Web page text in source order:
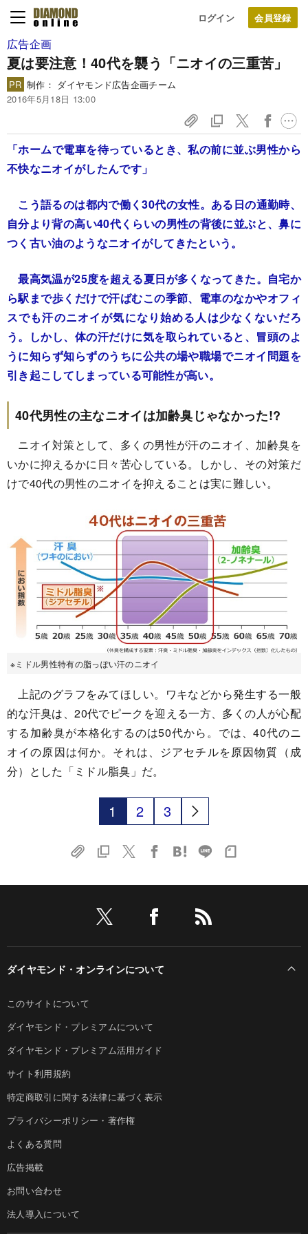
ログイン
広告企画
夏は要注意！40代を襲う「ニオイの三重苦」
PR 制作： ダイヤモンド広告企画チーム
2016年5月18日 13:00
「ホームで電車を待っているとき、私の前に並ぶ男性から
不快なニオイがしたんです」
こう語るのは都内で働く30代の女性。ある日の通勤時、
自分より背の高い40代くらいの男性の背後に並ぶと、鼻に
つく古い油のようなニオイがしてきたという。
最高気温が25度を超える夏日が多くなってきた。自宅か
ら駅まで歩くだけで汗ばむこの季節、電車のなかやオフィ
スでも汗のニオイが気になり始める人は少なくないだろ
う。しかし、体の汗だけに気を取られていると、冒頭のよ
うに知らず知らずのうちに公共の場や職場でニオイ問題を
引き起こしてしまっている可能性が高い。
40代男性の主なニオイは加齢臭じゃなかった!?
ニオイ対策として、多くの男性が汗のニオイ、加齢臭を
いかに抑えるかに日々苦心している。しかし、その対策だ
けで40代の男性のニオイを抑えることは実に難しい。
※ミドル男性特有の脂っぽい汗のニオイ
上記のグラフをみてほしい。ワキなどから発生する一般
的な汗臭は、20代でピークを迎える一方、多くの人が心配
する加齢臭が本格化するのは50代から。では、40代のニ
オイの原因は何か。それは、ジアセチルを原因物質（成
分）とした「ミドル脂臭」だ。
1 2 3
ダイヤモンド・オンラインについて
このサイトについて
ダイヤモンド・プレミアムについて
ダイヤモンド・プレミアム活用ガイド
サイト利用規約
特定商取引に関する法律に基づく表示
プライバシーポリシー・著作権
よくある質問
広告掲載
お問い合わせ
法人導入について